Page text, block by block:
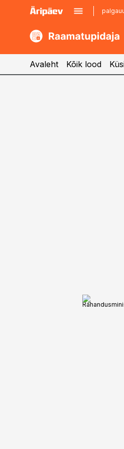
kaubandus.ee
kinnisvarauudised.ee
Avaleht Kõik lood